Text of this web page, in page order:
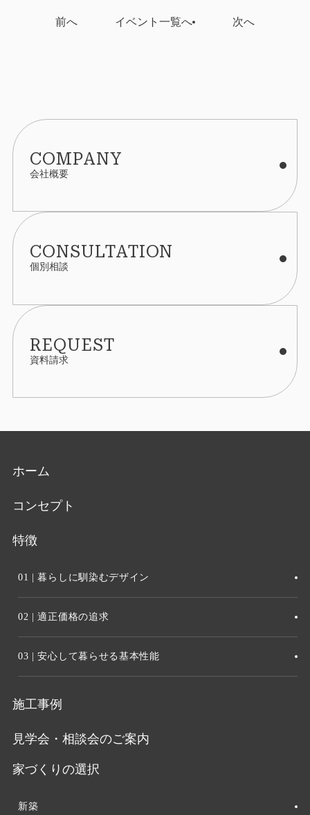
し、明示いたします。
提供いただいた個人情報は、あらかじめ明示した利
用目的の範囲内で利用いたします。
個人情報は、本人の同意がある場合を除き、明示し
ん。
含む業務を外部委託する場合は、契約書等により当
個人情報の管理について
収集しました個人情報については、ホームページ管
理者が厳重に管理し、漏えい、不正流用、改ざん等
託することがあります。その利用目的は明示した当
す。
利用目的に関し保存の必要のなくなった個人情報に
当社ウェブサイトへのアクセスの傾向を分析するた
め、また、当社ウェブサイトで発生した問題を解決
するために、アクセスのなされたIPアドレス、ドメ
当社のウェブサイトをより便利に閲覧していただく
ため、ウェブサーバよりお客様のコンピュータにク
前へ イベント一覧へ 次へ
COMPANY
会社概要
CONSULTATION
個別相談
REQUEST
資料請求
ホーム
コンセプト
特徴
01 | 暮らしに馴染むデザイン
02 | 適正価格の追求
03 | 安心して暮らせる基本性能
施工事例
見学会・相談会のご案内
家づくりの選択
新築